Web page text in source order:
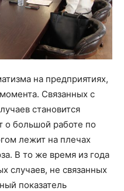
на предприятиях,
Связанных с
становится
о большой работе по
лежит на плечах
В то же время из года
случаев, не связанных
показатель